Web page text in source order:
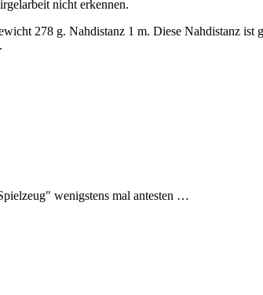
nicht erkennen.
278 g. Nahdistanz 1 m. Diese Nahdistanz ist
wenigstens mal antesten …